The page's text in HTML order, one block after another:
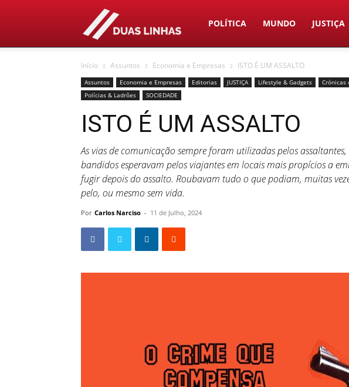
Duas
Linhas
POLÍTICA MUNDO JUSTIÇA
Início Assuntos Economia e Empresas ISTO É UM ASSALTO
Assuntos Economia e Empresas Editorias JUSTIÇA Lifestyle & Gadgets Crónicas
Polícias & Ladrões
SOCIEDADE
ISTO É UM ASSALTO
As vias de comunicação sempre foram utilizadas pelos
bandidos esperavam pelos viajantes em locais mais propícios a
fugir depois do assalto. Roubavam tudo o que podiam, muitas
pelo, ou mesmo sem vida.
Por Carlos Narciso - 11 de Julho, 2024